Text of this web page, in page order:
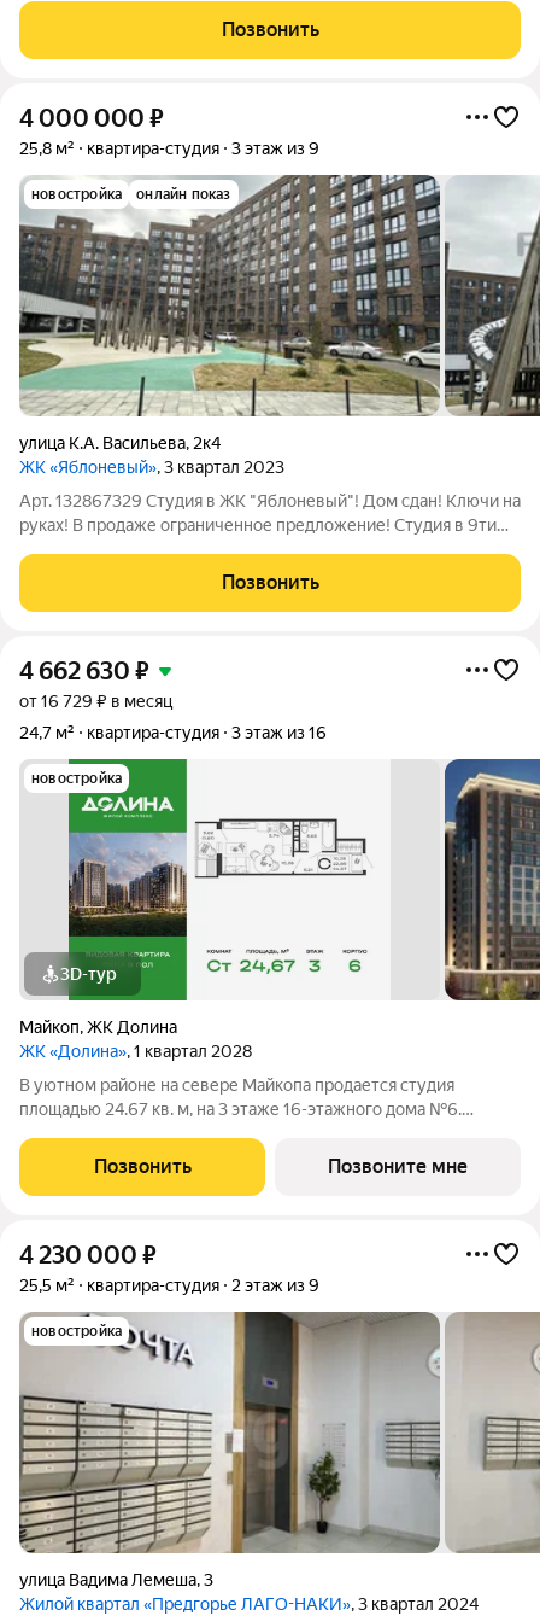
Позвонить
4 000 000 ₽
25,8 м² квартира-студия 3 этаж из 9
новостройка онлайн показ
улица К.А. Васильева, 2к4
ЖК «Яблоневый», 3 квартал 2023
Арт. 132867329 Студия в ЖК "Яблоневый"! Дом сдан! Ключи на
руках! В продаже ограниченное предложение! Студия в 9ти
востребованный и перспективный район города. В продаже
квартира : Площадь 25.78
Позвонить
4 662 630 ₽
от 16 729 ₽ в месяц
24,7 м²
квартира-студия 3 этаж из 16
новостройка
3D-тур
Майкоп,ЖК Долина
ЖК «Долина», 1 квартал 2028
В уютном районе на севере Майкопа продается студия
площадью 24.67 кв. м, на 3 этаже 16-этажного дома №6.
класса «Долина» от ГК ССК. О проекте Добро пожаловать в
жилой комплекс «Долина» живописный
Позвонить Позвоните мне
4 230 000 ₽
25,5 м² квартира-студия 2 этаж из 9
новостройка
улица Вадима Лемеша,3
Жилой квартал «Предгорье ЛАГО-НАКИ», 3 квартал 2024